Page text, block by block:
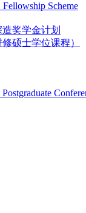
Scheme
奖学金计划
硕士学位课程）